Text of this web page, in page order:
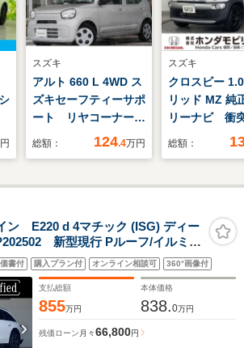
スズキ
アルト 660 L 4WD ス
ズキセーフティーサポ
ート リヤコーナーセ
ンサー リモコンドア
ン 走行距離約9000
ス オートライト
総額： 124.4万円
スズキ
クロスビー
リッド MZ 純
リーナビ 衝
レーキ 全周
インチアルミ
総額：
ン E220 d 4マチック (ISG) ディー
新型現行 Pルーフ/イルミグ
Burmester4Dサラウンド/アクテ
ト/19インチアルミ
書付 購入プラン付 オンライン相談可 360°画像付
支払総額
855万円
本体価格
838.0万円
残価ローン 月々66,800円